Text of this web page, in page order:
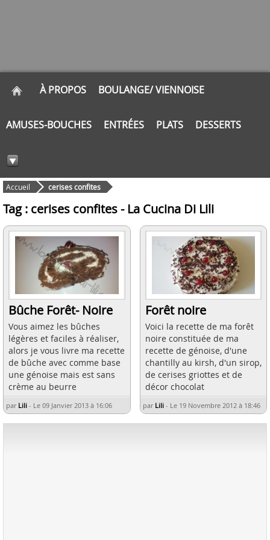
À PROPOS BOULANGE/ VIENNOISE
AMUSES-BOUCHES ENTRÉES PLATS DESSERTS
Accueil cerises confites
Tag : cerises confites - La Cucina Di Lili
Bûche Forêt- Noire
Vous aimez les bûches
légères et faciles à réaliser,
alors je vous livre ma recette
de bûche avec comme base
une génoise mais est sans
crème au beurre
par Lili - Le 09 Janvier 2013 à 16:06
Forêt noire
Voici la recette de ma forêt
noire constituée de ma
recette de génoise, d'une
chantilly au kirsh, d'un sirop,
de cerises griottes et de
décor chocolat
par Lili- Le 19 Novembre 2012 à 18:46